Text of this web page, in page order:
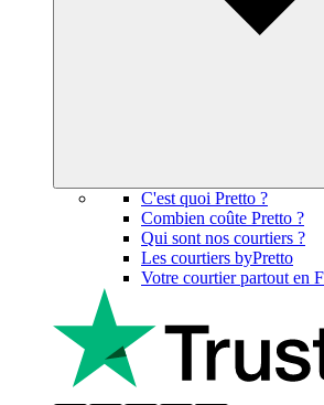
C'est quoi Pretto ?
Combien coûte Pretto ?
Qui sont nos courtiers ?
Les courtiers byPretto
Votre courtier partout en